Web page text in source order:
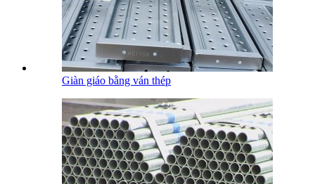
Giàn giáo bằng ván thép